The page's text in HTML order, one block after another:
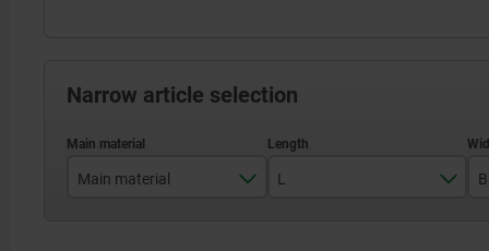
Narrow article selection
Main material L